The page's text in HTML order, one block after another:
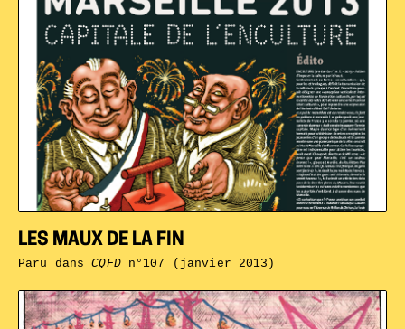
LES MAUX DE LA FIN
Paru dansCQFDn°107 (janvier 2013)